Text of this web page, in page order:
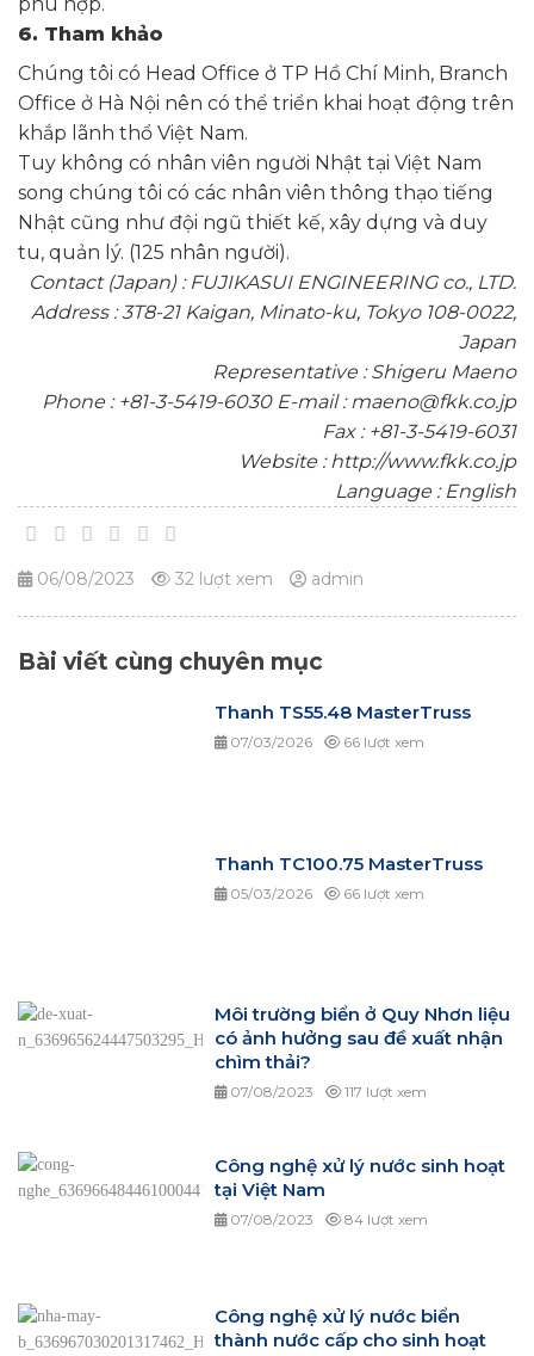
6. Tham khảo
Chúng tôi có Head Office ở TP Hồ Chí Minh, Branch
Office ở Hà Nội nên có thể triển khai hoạt động trên
khắp lãnh thổ Việt Nam.
Tuy không có nhân viên người Nhật tại Việt Nam
song chúng tôi có các nhân viên thông thạo tiếng
Nhật cũng như đội ngũ thiết kế, xây dựng và duy
tu, quản lý. (125 nhân người).
Contact (Japan) : FUJIKASUI ENGINEERING co., LTD.
Address : 3T8-21 Kaigan, Minato-ku, Tokyo 108-0022,
Japan
Representative : Shigeru Maeno
Phone : +81-3-5419-6030 E-mail : maeno@fkk.co.jp
Fax : +81-3-5419-6031
Website : http://www.fkk.co.jp
Language : English
06/08/2023 32 lượt xem admin
Bài viết cùng chuyên mục
Thanh TS55.48 MasterTruss
07/03/2026 66 lượt xem
Thanh TC100.75 MasterTruss
05/03/2026 66 lượt xem
Môi trường biển ở Quy Nhơn liệu
có ảnh hưởng sau đề xuất nhận
chìm thải?
07/08/2023 117 lượt xem
Công nghệ xử lý nước sinh hoạt
tại Việt Nam
07/08/2023 84 lượt xem
Công nghệ xử lý nước biển
thành nước cấp cho sinh hoạt